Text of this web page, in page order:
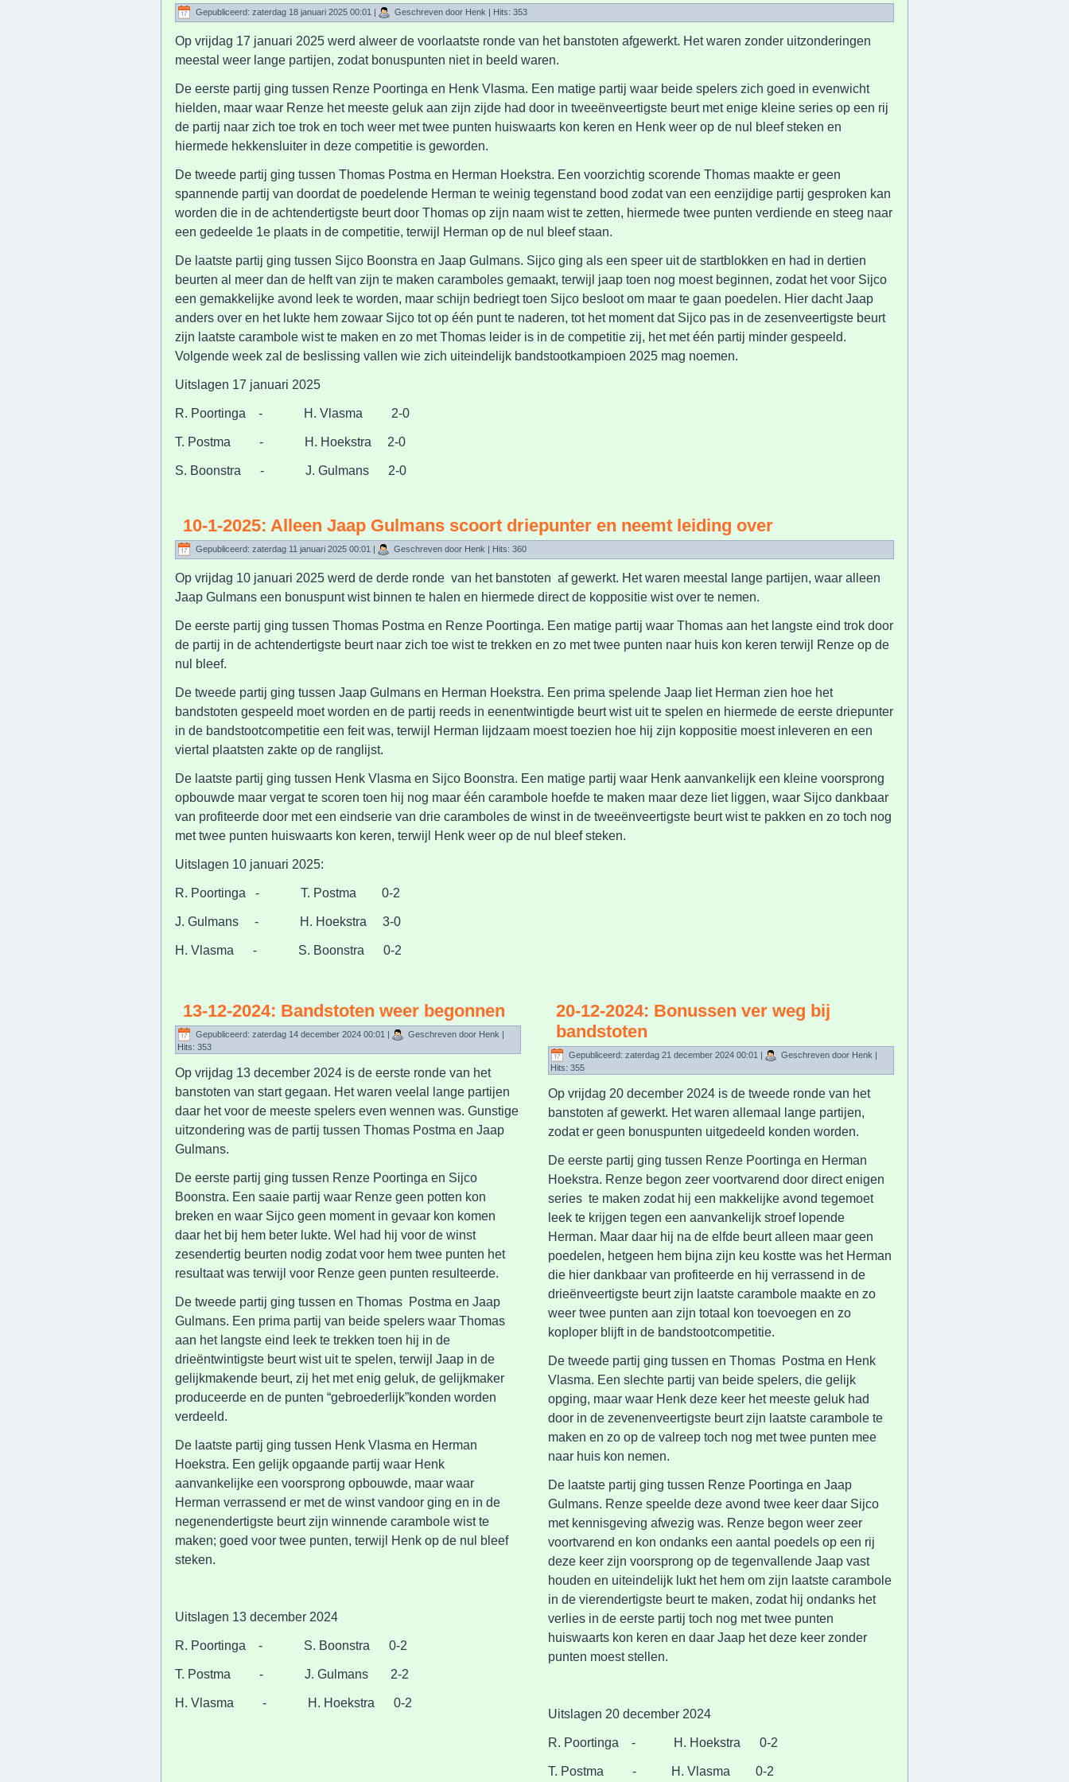
Gepubliceerd: zaterdag 18 januari 2025 00:01 | Geschreven door Henk | Hits: 353
Op vrijdag 17 januari 2025 werd alweer de voorlaatste ronde van het banstoten afgewerkt. Het waren zonder uitzonderingen
meestal weer lange partijen, zodat bonuspunten niet in beeld waren.
De eerste partij ging tussen Renze Poortinga en Henk Vlasma. Een matige partij waar beide spelers zich goed in evenwicht
hielden, maar waar Renze het meeste geluk aan zijn zijde had door in tweeënveertigste beurt met enige kleine series op een rij
de partij naar zich toe trok en toch weer met twee punten huiswaarts kon keren en Henk weer op de nul bleef steken en
hiermede hekkensluiter in deze competitie is geworden.
De tweede partij ging tussen Thomas Postma en Herman Hoekstra. Een voorzichtig scorende Thomas maakte er geen
spannende partij van doordat de poedelende Herman te weinig tegenstand bood zodat van een eenzijdige partij gesproken kan
worden die in de achtendertigste beurt door Thomas op zijn naam wist te zetten, hiermede twee punten verdiende en steeg naar
een gedeelde 1e plaats in de competitie, terwijl Herman op de nul bleef staan.
De laatste partij ging tussen Sijco Boonstra en Jaap Gulmans. Sijco ging als een speer uit de startblokken en had in dertien
beurten al meer dan de helft van zijn te maken caramboles gemaakt, terwijl jaap toen nog moest beginnen, zodat het voor Sijco
een gemakkelijke avond leek te worden, maar schijn bedriegt toen Sijco besloot om maar te gaan poedelen. Hier dacht Jaap
anders over en het lukte hem zowaar Sijco tot op één punt te naderen, tot het moment dat Sijco pas in de zesenveertigste beurt
zijn laatste carambole wist te maken en zo met Thomas leider is in de competitie zij, het met één partij minder gespeeld.
Volgende week zal de beslissing vallen wie zich uiteindelijk bandstootkampioen 2025 mag noemen.
Uitslagen 17 januari 2025
R. Poortinga - H. Vlasma 2-0
T. Postma - H. Hoekstra 2-0
S. Boonstra - J. Gulmans 2-0
10-1-2025: Alleen Jaap Gulmans scoort driepunter en neemt leiding over
Gepubliceerd: zaterdag 11 januari 2025 00:01 | Geschreven door Henk | Hits: 360
Op vrijdag 10 januari 2025 werd de derde ronde van het banstoten af gewerkt. Het waren meestal lange partijen, waar alleen
Jaap Gulmans een bonuspunt wist binnen te halen en hiermede direct de koppositie wist over te nemen.
De eerste partij ging tussen Thomas Postma en Renze Poortinga. Een matige partij waar Thomas aan het langste eind trok door
de partij in de achtendertigste beurt naar zich toe wist te trekken en zo met twee punten naar huis kon keren terwijl Renze op de
nul bleef.
De tweede partij ging tussen Jaap Gulmans en Herman Hoekstra. Een prima spelende Jaap liet Herman zien hoe het
bandstoten gespeeld moet worden en de partij reeds in eenentwintigde beurt wist uit te spelen en hiermede de eerste driepunter
in de bandstootcompetitie een feit was, terwijl Herman lijdzaam moest toezien hoe hij zijn koppositie moest inleveren en een
viertal plaatsten zakte op de ranglijst.
De laatste partij ging tussen Henk Vlasma en Sijco Boonstra. Een matige partij waar Henk aanvankelijk een kleine voorsprong
opbouwde maar vergat te scoren toen hij nog maar één carambole hoefde te maken maar deze liet liggen, waar Sijco dankbaar
van profiteerde door met een eindserie van drie caramboles de winst in de tweeënveertigste beurt wist te pakken en zo toch nog
met twee punten huiswaarts kon keren, terwijl Henk weer op de nul bleef steken.
Uitslagen 10 januari 2025:
R. Poortinga - T. Postma 0-2
J. Gulmans - H. Hoekstra 3-0
H. Vlasma - S. Boonstra 0-2
13-12-2024: Bandstoten weer begonnen
Gepubliceerd: zaterdag 14 december 2024 00:01 | Geschreven door Henk |
Hits: 353
Op vrijdag 13 december 2024 is de eerste ronde van het
banstoten van start gegaan. Het waren veelal lange partijen
daar het voor de meeste spelers even wennen was. Gunstige
uitzondering was de partij tussen Thomas Postma en Jaap
Gulmans.
De eerste partij ging tussen Renze Poortinga en Sijco
Boonstra. Een saaie partij waar Renze geen potten kon
breken en waar Sijco geen moment in gevaar kon komen
daar het bij hem beter lukte. Wel had hij voor de winst
zesendertig beurten nodig zodat voor hem twee punten het
resultaat was terwijl voor Renze geen punten resulteerde.
De tweede partij ging tussen en Thomas Postma en Jaap
Gulmans. Een prima partij van beide spelers waar Thomas
aan het langste eind leek te trekken toen hij in de
drieëntwintigste beurt wist uit te spelen, terwijl Jaap in de
gelijkmakende beurt, zij het met enig geluk, de gelijkmaker
produceerde en de punten “gebroederlijk”konden worden
verdeeld.
De laatste partij ging tussen Henk Vlasma en Herman
Hoekstra. Een gelijk opgaande partij waar Henk
aanvankelijke een voorsprong opbouwde, maar waar
Herman verrassend er met de winst vandoor ging en in de
negenendertigste beurt zijn winnende carambole wist te
maken; goed voor twee punten, terwijl Henk op de nul bleef
steken.
Uitslagen 13 december 2024
R. Poortinga - S. Boonstra 0-2
T. Postma - J. Gulmans 2-2
H. Vlasma - H. Hoekstra 0-2
20-12-2024: Bonussen ver weg bij
bandstoten
Gepubliceerd: zaterdag 21 december 2024 00:01 | Geschreven door Henk |
Hits: 355
Op vrijdag 20 december 2024 is de tweede ronde van het
banstoten af gewerkt. Het waren allemaal lange partijen,
zodat er geen bonuspunten uitgedeeld konden worden.
De eerste partij ging tussen Renze Poortinga en Herman
Hoekstra. Renze begon zeer voortvarend door direct enigen
series te maken zodat hij een makkelijke avond tegemoet
leek te krijgen tegen een aanvankelijk stroef lopende
Herman. Maar daar hij na de elfde beurt alleen maar geen
poedelen, hetgeen hem bijna zijn keu kostte was het Herman
die hier dankbaar van profiteerde en hij verrassend in de
drieënveertigste beurt zijn laatste carambole maakte en zo
weer twee punten aan zijn totaal kon toevoegen en zo
koploper blijft in de bandstootcompetitie.
De tweede partij ging tussen en Thomas Postma en Henk
Vlasma. Een slechte partij van beide spelers, die gelijk
opging, maar waar Henk deze keer het meeste geluk had
door in de zevenenveertigste beurt zijn laatste carambole te
maken en zo op de valreep toch nog met twee punten mee
naar huis kon nemen.
De laatste partij ging tussen Renze Poortinga en Jaap
Gulmans. Renze speelde deze avond twee keer daar Sijco
met kennisgeving afwezig was. Renze begon weer zeer
voortvarend en kon ondanks een aantal poedels op een rij
deze keer zijn voorsprong op de tegenvallende Jaap vast
houden en uiteindelijk lukt het hem om zijn laatste carambole
in de vierendertigste beurt te maken, zodat hij ondanks het
verlies in de eerste partij toch nog met twee punten
huiswaarts kon keren en daar Jaap het deze keer zonder
punten moest stellen.
Uitslagen 20 december 2024
R. Poortinga - H. Hoekstra 0-2
T. Postma - H. Vlasma 0-2